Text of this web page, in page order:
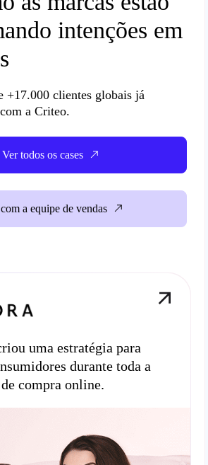
intenções em
+17.000 clientes globais já
a Criteo.
Ver todos os cases
a equipe de vendas
uma estratégia para
durante toda a
compra online.